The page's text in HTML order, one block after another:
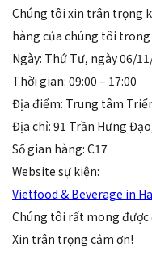
Chúng tôi xin trân trọng
hàng của chúng tôi
Ngày: Thứ Tư, ngày 06/
Thời gian: 09:00 – 17:00
Địa điểm: Trung tâm
Địa chỉ: 91 Trần Hưng
Số gian hàng: C17
Website sự kiện:
Vietfood & Beverage in
Chúng tôi rất mong
Xin trân trọng cảm ơn!